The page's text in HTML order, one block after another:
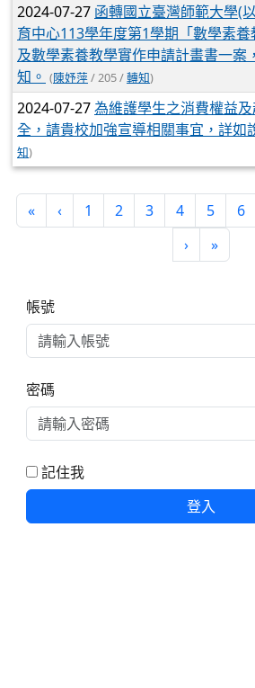
2024-07-27 函轉國立臺灣師範大學(
育中心113學年度第1學期「數學素
及數學素養教學實作申請計畫書一案
知。 (陳妤萍/ 205 /轉知)
2024-07-27為維護學生之消費權益
全，請貴校加強宣導相關事宜，詳如
知)
«第一頁
‹上一頁
1 2 3 4 5 6
›下一頁
»最後頁
帳號
密碼
記住我
登入